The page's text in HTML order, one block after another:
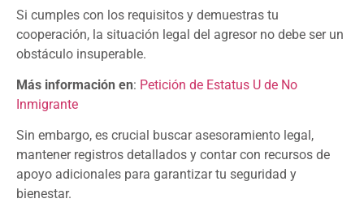
Si cumples con los requisitos y demuestras tu
cooperación, la situación legal del agresor no debe ser un
obstáculo insuperable.
Más información en: Petición de Estatus U de No
Inmigrante
Sin embargo, es crucial buscar asesoramiento legal,
mantener registros detallados y contar con recursos de
apoyo adicionales para garantizar tu seguridad y
bienestar.